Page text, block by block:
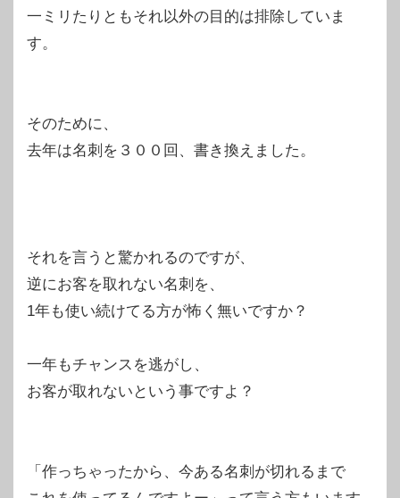
一ミリたりともそれ以外の目的は排除していま
す。
そのために、
去年は名刺を３００回、書き換えました。
それを言うと驚かれるのですが、
逆にお客を取れない名刺を、
1年も使い続けてる方が怖く無いですか？
一年もチャンスを逃がし、
お客が取れないという事ですよ？
「作っちゃったから、今ある名刺が切れるまで